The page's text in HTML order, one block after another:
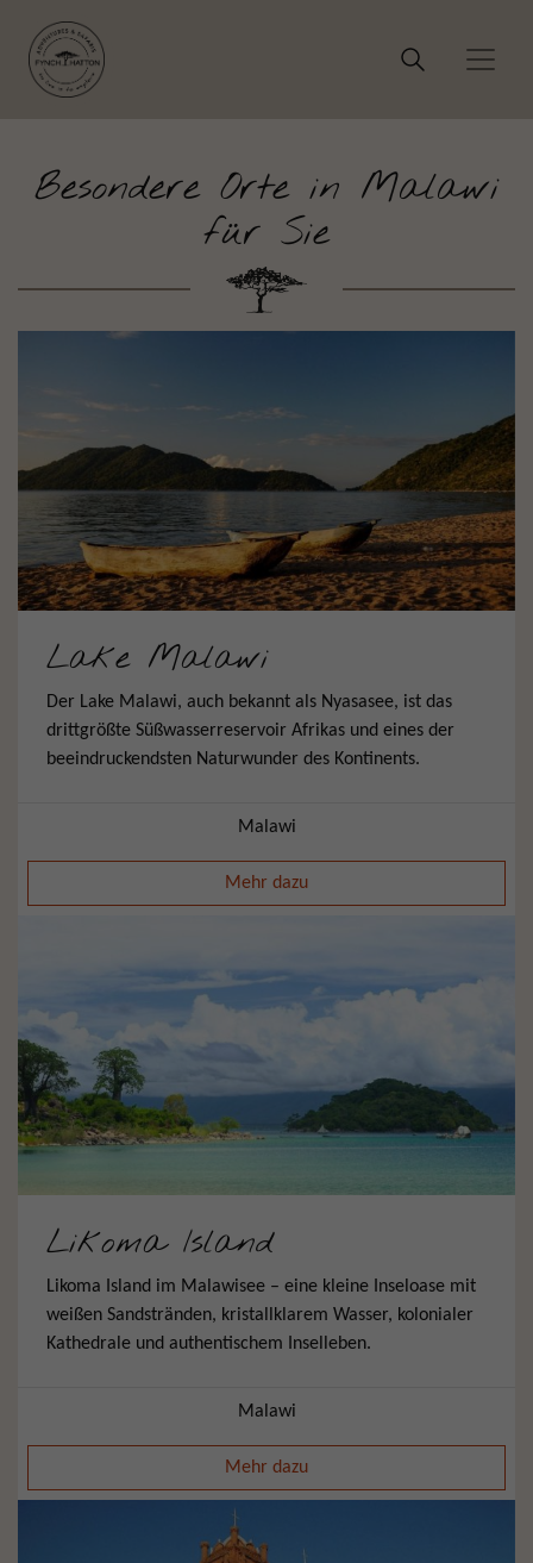
Besondere Orte in Malawi
für Sie
Lake Malawi
Der Lake Malawi, auch bekannt als Nyasasee, ist das
drittgrößte Süßwasserreservoir Afrikas und eines der
beeindruckendsten Naturwunder des Kontinents.
Malawi
Mehr dazu
Likoma Island
Likoma Island im Malawisee – eine kleine Inseloase mit
weißen Sandstränden, kristallklarem Wasser, kolonialer
Kathedrale und authentischem Inselleben.
Malawi
Mehr dazu